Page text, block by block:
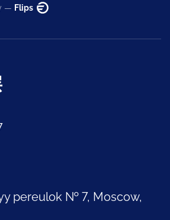
— Flips
pereulok № 7, Moscow,